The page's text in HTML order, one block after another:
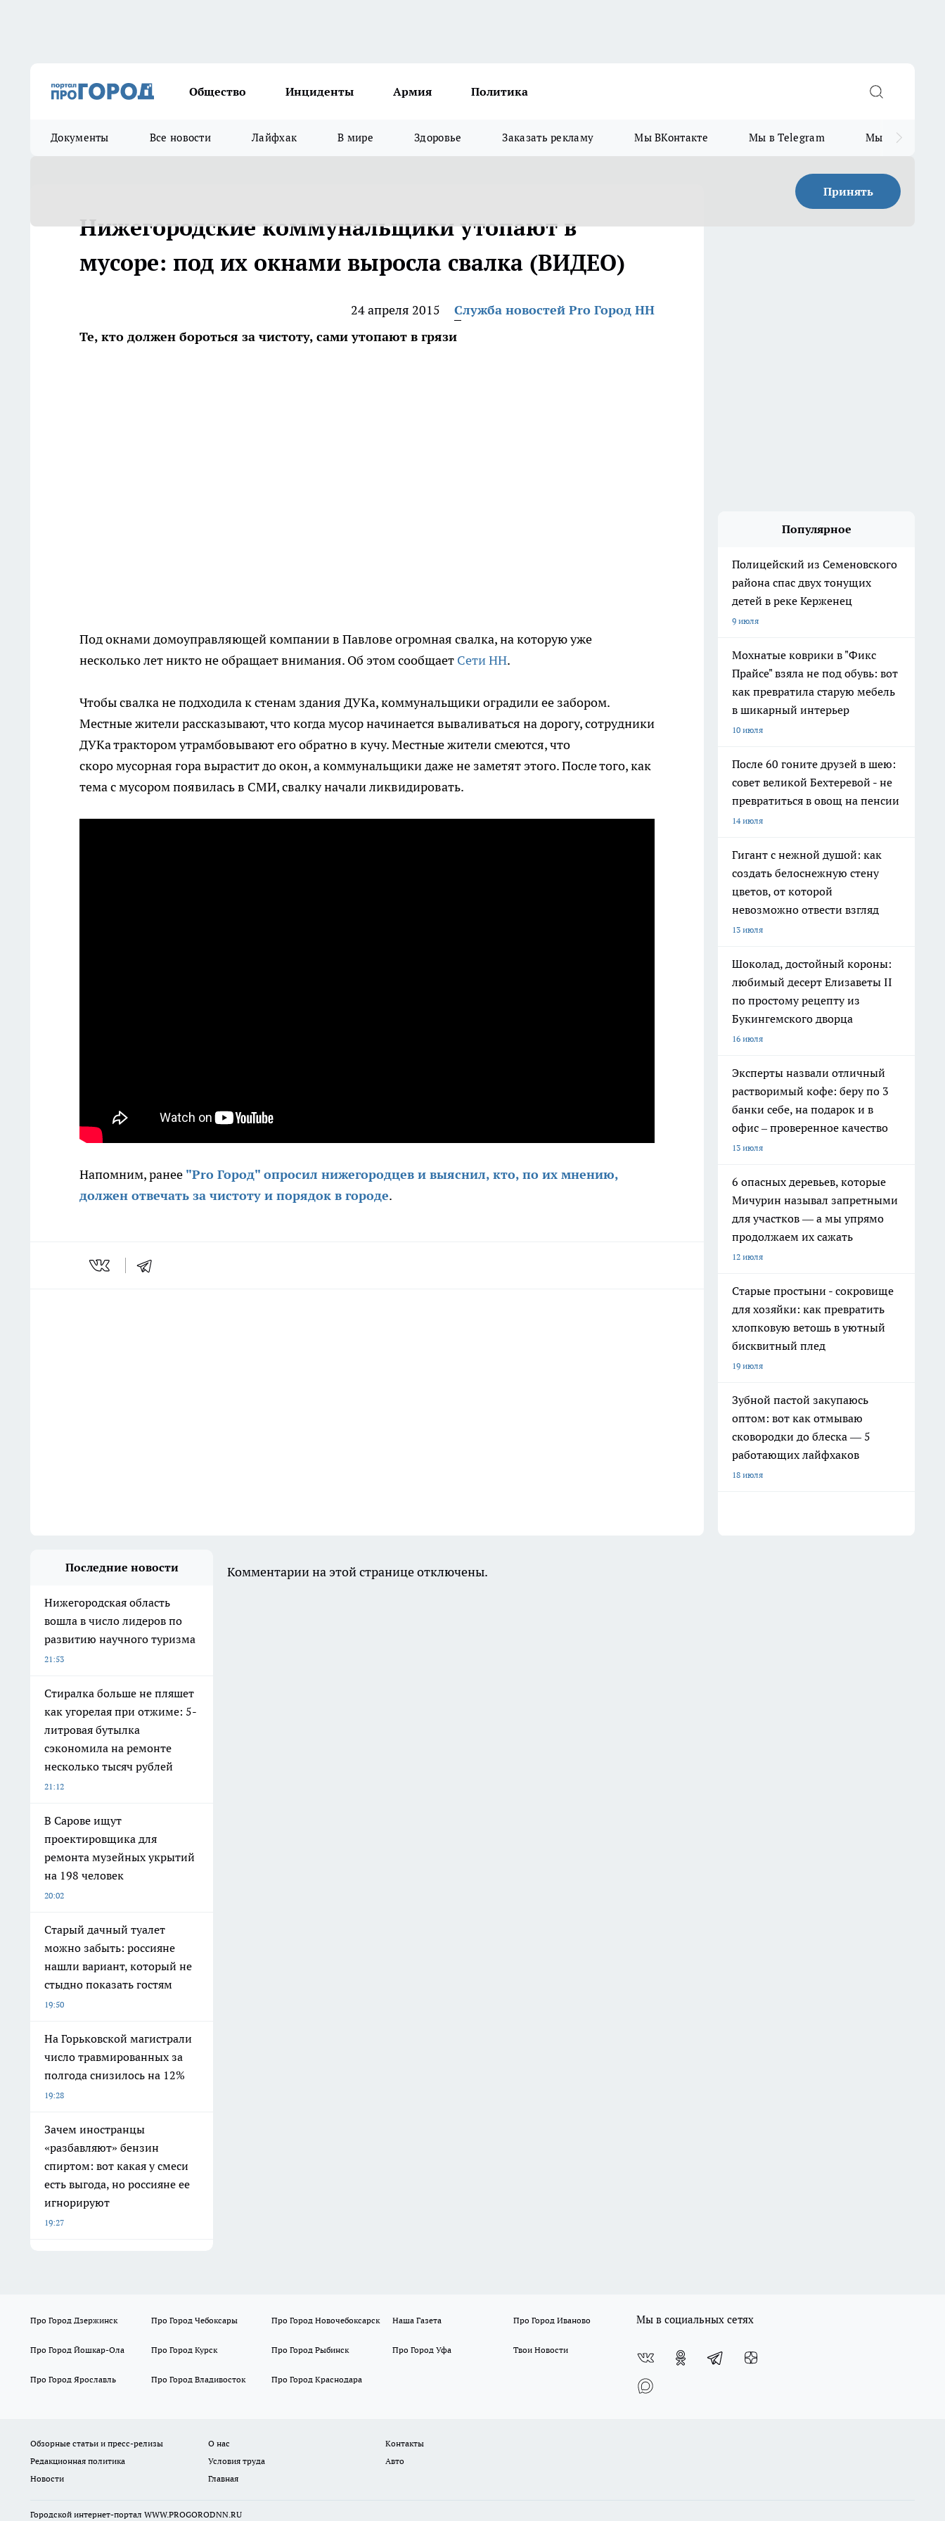
Общество Инциденты Армия Политика
Документы Все новости Лайфхак В мире Здоровье Заказать рекламу Мы ВКонтакте Мы в Telegram Мы в MAX
Принять
Нижегородские коммунальщики утопают в
мусоре: под их окнами выросла свалка (ВИДЕО)
24 апреля 2015
Служба новостей Pro Город НН
Те, кто должен бороться за чистоту, сами утопают в грязи
Под окнами домоуправляющей компании в Павлове огромная свалка, на которую уже
несколько лет никто не обращает внимания. Об этом сообщает Сети НН.
Чтобы свалка не подходила к стенам здания ДУКа, коммунальщики оградили ее забором.
Местные жители рассказывают, что когда мусор начинается вываливаться на дорогу, сотрудники
ДУКа трактором утрамбовывают его обратно в кучу. Местные жители смеются, что
скоро мусорная гора вырастит до окон, а коммунальщики даже не заметят этого. После того, как
тема с мусором появилась в СМИ, свалку начали ликвидировать.
Напомним, ранее "Pro Город" опросил нижегородцев и выяснил, кто, по их мнению,
должен отвечать за чистоту и порядок в городе.
Популярное
Полицейский из Семеновского
района спас двух тонущих
детей в реке Керженец
9 июля
Мохнатые коврики в "Фикс
Прайсе" взяла не под обувь: вот
как превратила старую мебель
в шикарный интерьер
10 июля
После 60 гоните друзей в шею:
совет великой Бехтеревой - не
превратиться в овощ на пенсии
14 июля
Гигант с нежной душой: как
создать белоснежную стену
цветов, от которой
невозможно отвести взгляд
13 июля
Шоколад, достойный короны:
любимый десерт Елизаветы II
по простому рецепту из
Букингемского дворца
16 июля
Эксперты назвали отличный
растворимый кофе: беру по 3
банки себе, на подарок и в
офис – проверенное качество
13 июля
6 опасных деревьев, которые
Мичурин называл запретными
для участков — а мы упрямо
продолжаем их сажать
12 июля
Старые простыни - сокровище
для хозяйки: как превратить
хлопковую ветошь в уютный
бисквитный плед
19 июля
Зубной пастой закупаюсь
оптом: вот как отмываю
сковородки до блеска — 5
работающих лайфхаков
18 июля
Последние новости
Нижегородская область
вошла в число лидеров по
развитию научного туризма
21:53
Стиралка больше не пляшет
как угорелая при отжиме: 5-
литровая бутылка
сэкономила на ремонте
несколько тысяч рублей
21:12
В Сарове ищут
проектировщика для
ремонта музейных укрытий
на 198 человек
20:02
Старый дачный туалет
можно забыть: россияне
нашли вариант, который не
стыдно показать гостям
19:50
На Горьковской магистрали
число травмированных за
полгода снизилось на 12%
19:28
Зачем иностранцы
«разбавляют» бензин
спиртом: вот какая у смеси
есть выгода, но россияне ее
игнорируют
19:27
Комментарии на этой странице отключены.
Про Город Дзержинск Про Город Чебоксары Про Город Новочебоксарск Наша Газета Про Город Иваново
Про Город Йошкар-Ола Про Город Курск Про Город Рыбинск Про Город Уфа Твои Новости
Про Город Ярославль Про Город Владивосток Про Город Краснодара
Мы в социальных сетях
Обзорные статьи и пресс-релизы О нас
Контакты
Редакционная политика
Условия труда
Авто
Новости
Главная
Городской интернет-портал WWW.PROGORODNN.RU